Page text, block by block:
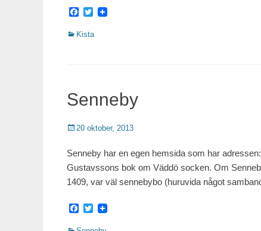
Facebook
Twitter
Kategorier
Kista
Senneby
Publicerat
20 oktober, 2013
Senneby har en egen hemsida som har
Gustavssons bok om Väddö socken. Om
1409, var väl sennebybo (huruvida något
Facebook
Twitter